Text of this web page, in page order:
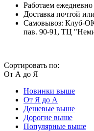
Работаем ежедневно
Доставка почтой
Самовывоз: Клуб-
пав. 90-91, ТЦ
Сортировать по:
От А до Я
Новинки выше
От Я до А
Дешевые выше
Дорогие выше
Популярные выше